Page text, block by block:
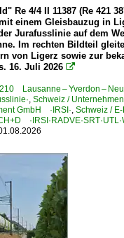
¦ 7 193 BR 193 ·Vectron
193 ·Vectron AC/MS·
4/4 I ex SBB
103.1
110 E 10 Werbeloks
BR 110.3 E 10 'Bügelfalte'
111
112.1 DR 212
115 DB Fernverkehr
Re 4/4 II 11387 (Re 421
einem Gleisbauzug in
Jurafusslinie auf dem
Im rechten Bildteil
von Ligerz sowie zur
16. Juli 2026 
Lausanne – Yverdon –
Schweiz /
GmbH ·IRSI· Schweiz /